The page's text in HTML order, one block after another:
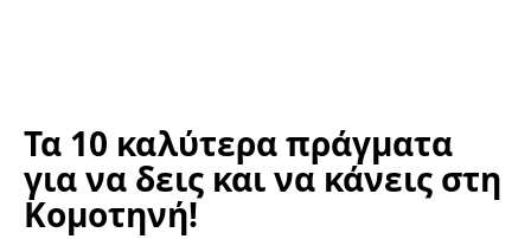
Τα 10 καλύτερα πράγματα
για να δεις και να κάνεις στη
Κομοτηνή!